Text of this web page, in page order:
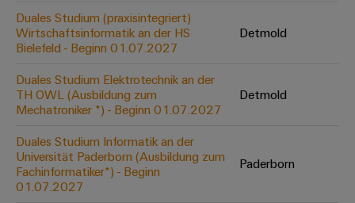
Wasseraufbereitung
&
Abwasseraufbereitung
für
die
Wasser-
Abwasserindustrie
Wasserstoff
Wasserstoff
Werkzeuge
Automaten
Software
Markierer
Industriedrucker
Duales Studium (praxisintegriert)
Wirtschaftsinformatik an der HS
Bielefeld - Beginn 01.07.2027
Detmold
Duales Studium Elektrotechnik an der
TH OWL (Ausbildung zum
Mechatroniker *) - Beginn 01.07.2027
Detmold
Duales Studium Informatik an der
Universität Paderborn (Ausbildung zum
Fachinformatiker*) - Beginn
01.07.2027
Paderborn